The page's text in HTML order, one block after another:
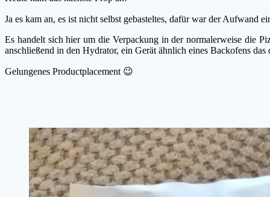
Ja es kam an, es ist nicht selbst gebasteltes, dafür war der
Es handelt sich hier um die Verpackung in der normalerweise die
anschließend in den Hydrator, ein Gerät ähnlich eines Backofens
Gelungenes Productplacement 😉